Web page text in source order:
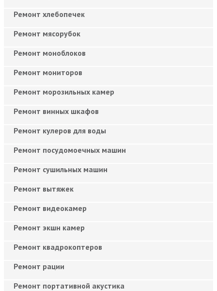
Ремонт хлебопечек
Ремонт мясорубок
Ремонт моноблоков
Ремонт мониторов
Ремонт морозильных камер
Ремонт винных шкафов
Ремонт кулеров для воды
Ремонт посудомоечных машин
Ремонт сушильных машин
Ремонт вытяжек
Ремонт видеокамер
Ремонт экшн камер
Ремонт квадрокоптеров
Ремонт рации
Ремонт портативной акустика